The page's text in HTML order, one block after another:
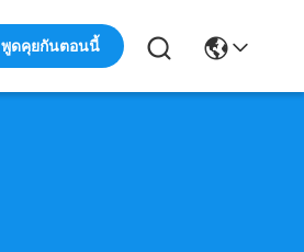
พูดคุยกันตอนนี้